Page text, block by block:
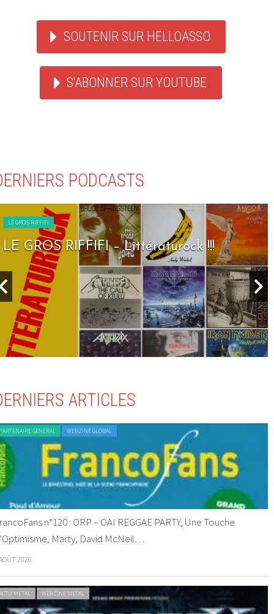
SOUTENIR SUR HELLOASSO
S'ABONNER SUR YOUTUBE
PODCASTS
LE GROS RIFFIFI
LE GROS RIFFIFI – Littératurock !!!
ARTICLES
GENERAL WEBZINE GLOBAL
n°120 : ORP – OAI REGGAE PARTY, Une Touche
Marty, David McNeil…
2026
METAL WEBZINE METAL